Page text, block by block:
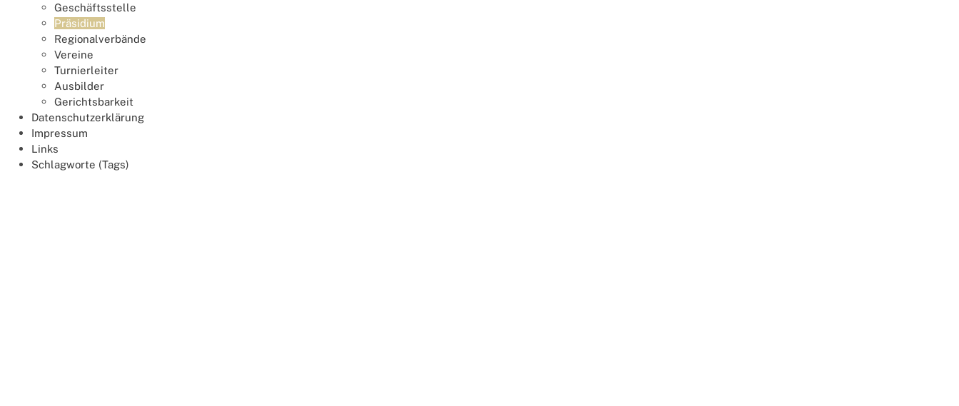
Geschäftsstelle
Präsidium
Regionalverbände
Vereine
Turnierleiter
Ausbilder
Gerichtsbarkeit
Datenschutzerklärung
Impressum
Links
Schlagworte (Tags)